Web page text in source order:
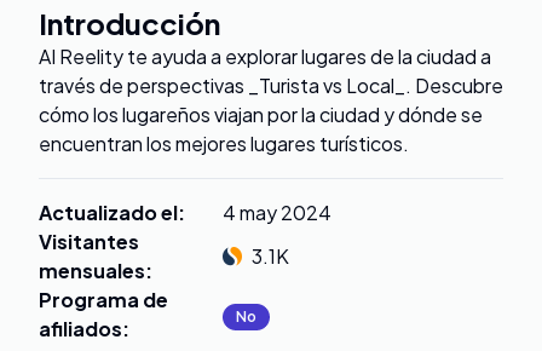
Introducción
AI Reelity te ayuda a explorar lugares de la ciudad a
través de perspectivas _Turista vs Local_. Descubre
cómo los lugareños viajan por la ciudad y dónde se
encuentran los mejores lugares turísticos.
Actualizado el:
4 may 2024
Visitantes
mensuales:
3.1K
Programa de
afiliados: No